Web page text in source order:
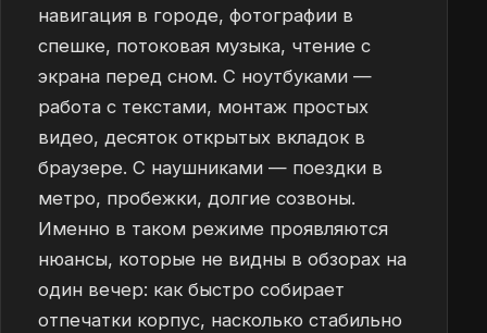
навигация в городе, фотографии в
спешке, потоковая музыка, чтение с
экрана перед сном. С ноутбуками —
работа с текстами, монтаж простых
видео, десяток открытых вкладок в
браузере. С наушниками — поездки в
метро, пробежки, долгие созвоны.
Именно в таком режиме проявляются
нюансы, которые не видны в обзорах на
один вечер: как быстро собирает
отпечатки корпус, насколько стабильно